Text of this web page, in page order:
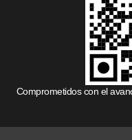
Comprometidos con el